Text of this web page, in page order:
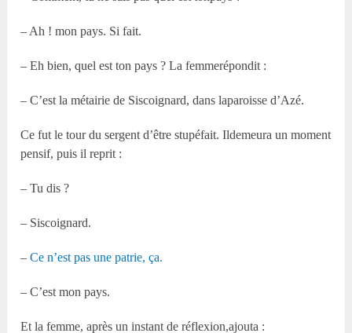
– Ah ! mon pays. Si fait.
– Eh bien, quel est ton pays ? La femmerépondit :
– C’est la métairie de Siscoignard, dans laparoisse d’Azé.
Ce fut le tour du sergent d’être stupéfait. Ildemeura un moment
pensif, puis il reprit :
– Tu dis ?
– Siscoignard.
–Ce n’est pas une patrie, ça.
– C’est mon pays.
Et la femme, après un instant de réflexion,ajouta :